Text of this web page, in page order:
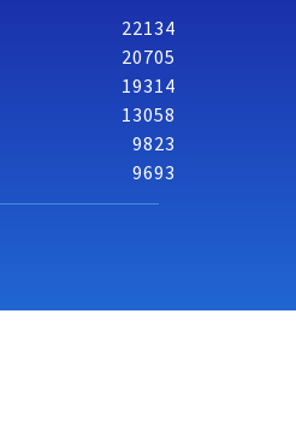
22134
20705
19314
13058
9823
9693